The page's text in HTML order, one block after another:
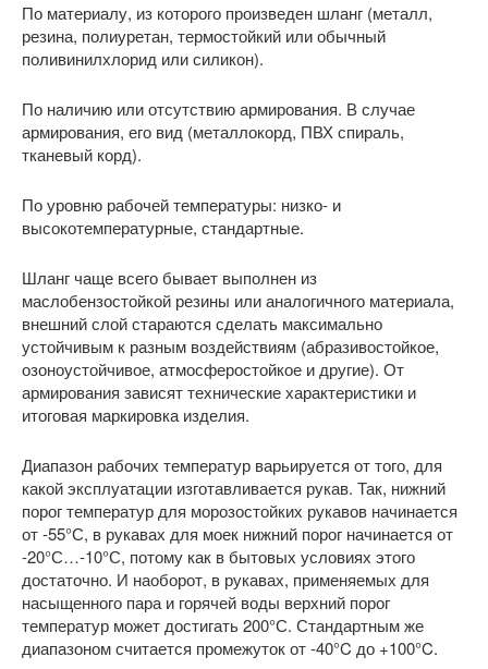
По материалу, из которого произведен шланг (металл,
резина, полиуретан, термостойкий или обычный
поливинилхлорид или силикон).
По наличию или отсутствию армирования. В случае
армирования, его вид (металлокорд, ПВХ спираль,
тканевый корд).
По уровню рабочей температуры: низко- и
высокотемпературные, стандартные.
Шланг чаще всего бывает выполнен из
маслобензостойкой резины или аналогичного материала,
внешний слой стараются сделать максимально
устойчивым к разным воздействиям (абразивостойкое,
озоноустойчивое, атмосферостойкое и другие). От
армирования зависят технические характеристики и
итоговая маркировка изделия.
Диапазон рабочих температур варьируется от того, для
какой эксплуатации изготавливается рукав. Так, нижний
порог температур для морозостойких рукавов начинается
от -55°С, в рукавах для моек нижний порог начинается от
-20°С…-10°С, потому как в бытовых условиях этого
достаточно. И наоборот, в рукавах, применяемых для
насыщенного пара и горячей воды верхний порог
температур может достигать 200°С. Стандартным же
диапазоном считается промежуток от -40°C до +100°C.